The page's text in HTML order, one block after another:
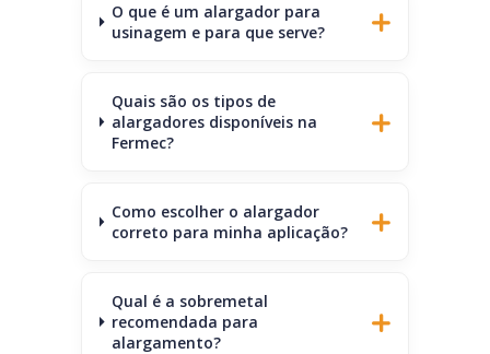
O que é um alargador para
usinagem e para que serve?
Quais são os tipos de
alargadores disponíveis na
Fermec?
Como escolher o alargador
correto para minha aplicação?
Qual é a sobremetal
recomendada para
alargamento?